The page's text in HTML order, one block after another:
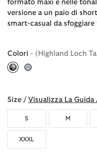
formato maxi e nelle
versione a un paio di
smart-casual da
Colori - (Highland Loch
Size / Visualizza La Guida
S M
XXXL